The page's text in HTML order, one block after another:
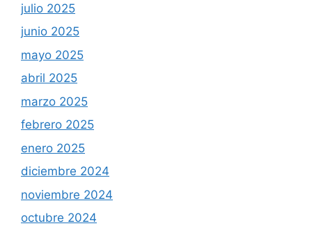
julio 2025
junio 2025
mayo 2025
abril 2025
marzo 2025
febrero 2025
enero 2025
diciembre 2024
noviembre 2024
octubre 2024